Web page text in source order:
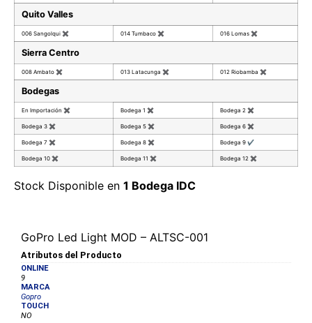
Quito Valles
006 Sangolqui ✖ 014 Tumbaco ✖ 016 Lomas ✖
Sierra Centro
008 Ambato ✖ 013 Latacunga ✖ 012 Riobamba ✖
Bodegas
En Importación ✖ Bodega 1 ✖ Bodega 2 ✖
Bodega 3 ✖ Bodega 5 ✖ Bodega 6 ✖
Bodega 7 ✖ Bodega 8 ✖ Bodega 9 ✔
Bodega 10 ✖ Bodega 11 ✖ Bodega 12 ✖
Stock Disponible en 1 Bodega IDC
GoPro Led Light MOD – ALTSC-001
Atributos del Producto
ONLINE
9
MARCA
Gopro
TOUCH
NO